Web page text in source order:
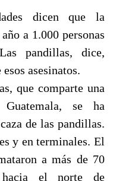
dicen que la
a 1.000 personas
pandillas, dice,
asesinatos.
que comparte una
se ha
de las pandillas.
y en terminales. El
a más de 70
hacia el norte de